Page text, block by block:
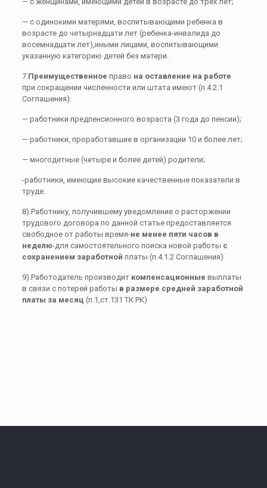
— с одинокими матерями, воспитывающими ребенка в
возрасте до четырнадцати лет (ребенка-инвалида до
восемнадцати лет),иными лицами, воспитывающими
указанную категорию детей без матери.
7.Преимущественное право на оставление на работе
при сокращении численности или штата имеют (п.4.2.1
Соглашения):
— работники предпенсионного возраста (3 года до пенсии);
— работники, проработавшие в организации 10 и более лет;
— многодетные (четыре и более детей) родители;
-работники, имеющие высокие качественные показатели в
труде.
8).Работнику, получившему уведомление о расторжении
трудового договора по данной статье предоставляется
свободное от работы время-не менее пяти часов в
неделю-для самостоятельного поиска новой работы с
сохранением заработной платы (п.4.1.2 Соглашения)
9).Работодатель производит компенсационные выплаты
в связи с потерей работы в размере средней заработной
платы за месяц (п.1,ст.131 ТК РК)